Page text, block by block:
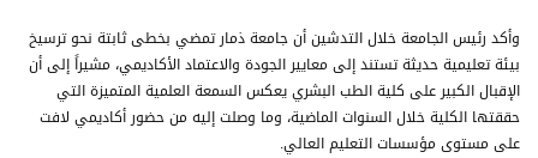
وأكد رئيس الجامعة خلال التدشين أن جامعة ذمار تمضي بخطى ثابتة نحو ترسيخ
بيئة تعليمية حديثة تستند إلى معايير الجودة والاعتماد الأكاديمي، مشيراً إلى أن
الإقبال الكبير على كلية الطب البشري يعكس السمعة العلمية المتميزة التي
حققتها الكلية خلال السنوات الماضية، وما وصلت إليه من حضور أكاديمي لافت
على مستوى مؤسسات التعليم العالي.